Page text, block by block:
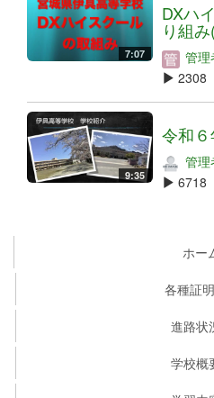
7:07
DXハ
り組
管理
2308
9:35
令和
管理
6718
ホー
各種証
進路状
学校概